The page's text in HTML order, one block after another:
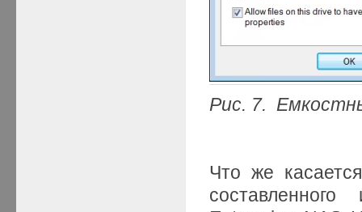
Рис. 7.
Что же